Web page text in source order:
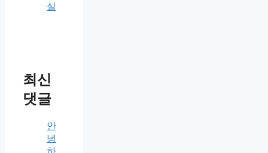
실
최신
댓글
안
녕
하